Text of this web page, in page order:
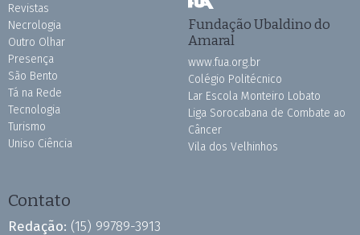
Revistas
Necrologia
Outro Olhar
Presença
São Bento
Tá na Rede
Tecnologia
Turismo
Uniso Ciência
Fundação Ubaldino do
Amaral
www.fua.org.br
Colégio Politécnico
Lar Escola Monteiro Lobato
Liga Sorocabana de Combate ao
Câncer
Vila dos Velhinhos
Contato
Redação: (15) 99789-3913